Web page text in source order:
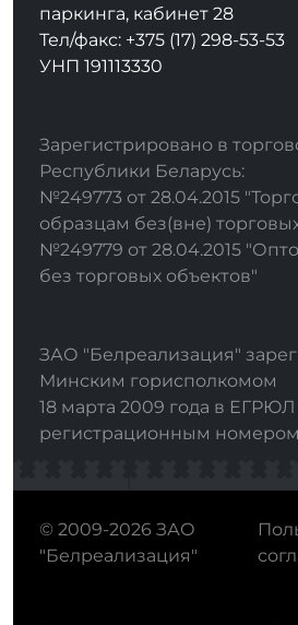
паркинга, кабинет 28
Тел/факс: +375 (17) 298-53-53
УНП 191113330
Зарегистрировано в
Республики Беларусь:
№249773 от 28.04.2015
образцам без(вне)
№249779 от 28.04.2015
без торговых объектов"
ЗАО "Белреализация"
Минским горисполкомом
18 марта 2009 года в ЕГРЮЛ
регистрационным номером
© 2009-2026 ЗАО
"Белреализация"